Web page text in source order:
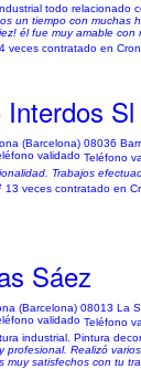
todo relacionado
un tiempo con muchas
él fue muy amable
4 veces contratado en
Interdos Sl
(Barcelona) 08036
Teléfono
Trabajos
13 veces contratado en
Sáez
(Barcelona) 08013 La
Teléfono
industrial. Pintura
profesional. Realizó
muy satisfechos con tu